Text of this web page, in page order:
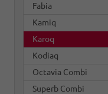
Fabia
Kamiq
Karoq
Kodiaq
Octavia Combi
Superb Combi